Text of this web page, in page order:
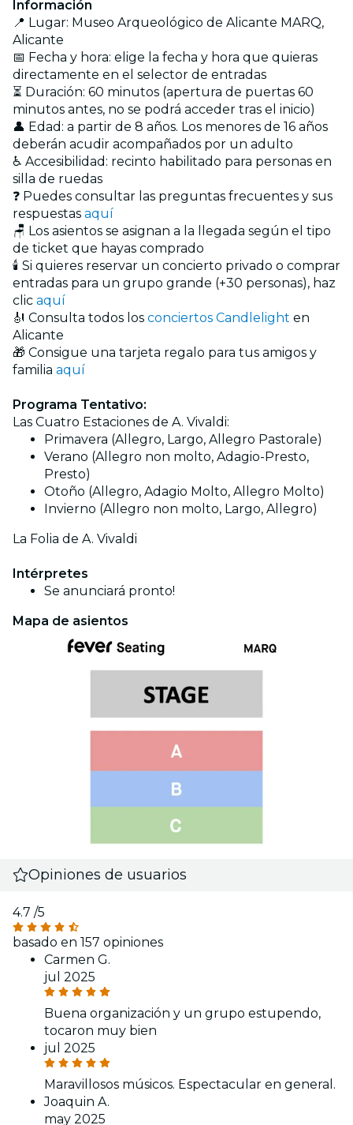
Información
📍 Lugar: Museo Arqueológico de Alicante MARQ,
Alicante
📅 Fecha y hora: elige la fecha y hora que quieras
directamente en el selector de entradas
⏳ Duración: 60 minutos (apertura de puertas 60
minutos antes, no se podrá acceder tras el inicio)
👤 Edad: a partir de 8 años. Los menores de 16 años
deberán acudir acompañados por un adulto
♿ Accesibilidad: recinto habilitado para personas en
silla de ruedas
❓ Puedes consultar las preguntas frecuentes y sus
respuestas aquí
🪑 Los asientos se asignan a la llegada según el tipo
de ticket que hayas comprado
🕯️ Si quieres reservar un concierto privado o comprar
entradas para un grupo grande (+30 personas), haz
clic aquí
🎻 Consulta todos los conciertos Candlelight en
Alicante
🎁 Consigue una tarjeta regalo para tus amigos y
familia aquí
Programa Tentativo:
Las Cuatro Estaciones de A. Vivaldi:
Primavera (Allegro, Largo, Allegro Pastorale)
Verano (Allegro non molto, Adagio-Presto,
Presto)
Otoño (Allegro, Adagio Molto, Allegro Molto)
Invierno (Allegro non molto, Largo, Allegro)
La Folia de A. Vivaldi
Intérpretes
Se anunciará pronto!
Mapa de asientos
Opiniones de usuarios
4.7 /5
basado en 157 opiniones
Carmen G.
jul 2025
Buena organización y un grupo estupendo,
tocaron muy bien
jul 2025
Maravillosos músicos. Espectacular en general.
Joaquin A.
may 2025